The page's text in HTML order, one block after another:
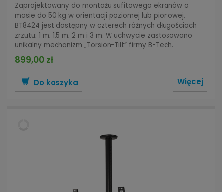
Zaprojektowany do montażu sufitowego ekranów o
masie do 50 kg w orientacji poziomej lub pionowej,
BT8424 jest dostępny w czterech różnych długościach
zrzutu; 1 m, 1,5 m, 2 m i 3 m. W uchwycie zastosowano
unikalny mechanizm „Torsion-Tilt” firmy B-Tech.
899,00 zł
Do koszyka Więcej